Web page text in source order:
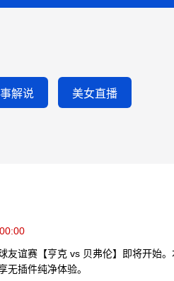
解说 美女直播
友谊赛【亨克 vs 贝弗伦】即将开始
无插件纯净体验。